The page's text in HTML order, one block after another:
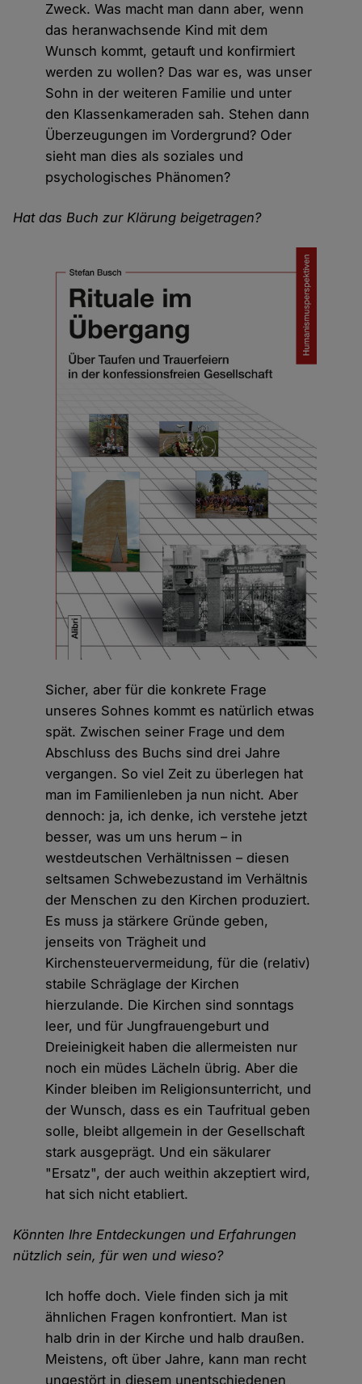
Zweck. Was macht man dann aber, wenn
das heranwachsende Kind mit dem
Wunsch kommt, getauft und konfirmiert
werden zu wollen? Das war es, was unser
Sohn in der weiteren Familie und unter
den Klassenkameraden sah. Stehen dann
Überzeugungen im Vordergrund? Oder
sieht man dies als soziales und
psychologisches Phänomen?
Hat das Buch zur Klärung beigetragen?
Sicher, aber für die konkrete Frage
unseres Sohnes kommt es natürlich etwas
spät. Zwischen seiner Frage und dem
Abschluss des Buchs sind drei Jahre
vergangen. So viel Zeit zu überlegen hat
man im Familienleben ja nun nicht. Aber
dennoch: ja, ich denke, ich verstehe jetzt
besser, was um uns herum – in
westdeutschen Verhältnissen – diesen
seltsamen Schwebezustand im Verhältnis
der Menschen zu den Kirchen produziert.
Es muss ja stärkere Gründe geben,
jenseits von Trägheit und
Kirchensteuervermeidung, für die (relativ)
stabile Schräglage der Kirchen
hierzulande. Die Kirchen sind sonntags
leer, und für Jungfrauengeburt und
Dreieinigkeit haben die allermeisten nur
noch ein müdes Lächeln übrig. Aber die
Kinder bleiben im Religionsunterricht, und
der Wunsch, dass es ein Taufritual geben
solle, bleibt allgemein in der Gesellschaft
stark ausgeprägt. Und ein säkularer
"Ersatz", der auch weithin akzeptiert wird,
hat sich nicht etabliert.
Könnten Ihre Entdeckungen und Erfahrungen
nützlich sein, für wen und wieso?
Ich hoffe doch. Viele finden sich ja mit
ähnlichen Fragen konfrontiert. Man ist
halb drin in der Kirche und halb draußen.
Meistens, oft über Jahre, kann man recht
ungestört in diesem unentschiedenen